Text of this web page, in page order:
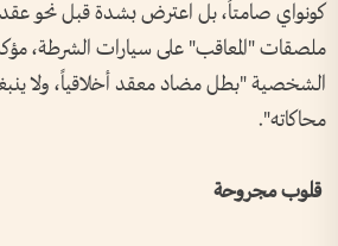
كونواي صامتاً، بل اعترض بشدة قبل نحو
ملصقات "المعاقب" على سيارات الشرطة،
الشخصية "بطل مضاد معقد أخلاقياً، ولا
محاكاته".
قلوب مجروحة